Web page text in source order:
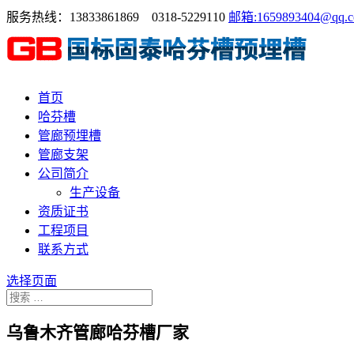
服务热线：13833861869 0318-5229110 邮箱
首页
哈芬槽
管廊预埋槽
管廊支架
公司简介
生产设备
资质证书
工程项目
联系方式
选择页面
乌鲁木齐管廊哈芬槽厂家